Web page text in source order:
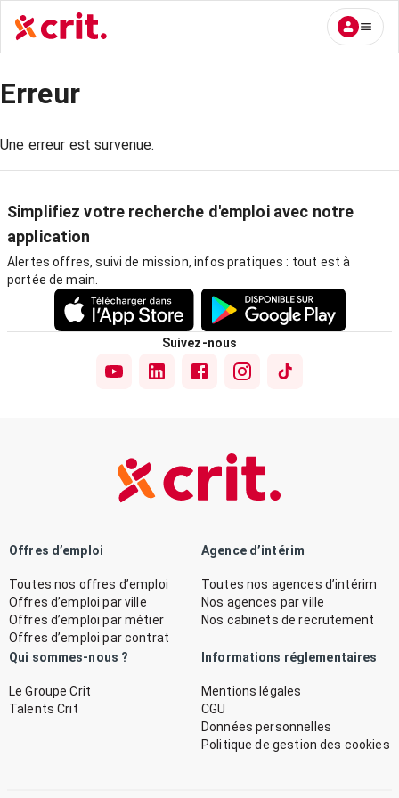
Erreur
Une erreur est survenue.
Simplifiez votre recherche d'emploi avec notre
application
Alertes offres, suivi de mission, infos pratiques : tout est à
portée de main.
Suivez-nous
Offres d’emploi
Toutes nos offres d’emploi
Offres d’emploi par ville
Offres d’emploi par métier
Offres d’emploi par contrat
Agence d’intérim
Toutes nos agences d’intérim
Nos agences par ville
Nos cabinets de recrutement
Qui sommes-nous ?
Le Groupe Crit
Talents Crit
Informations réglementaires
Mentions légales
CGU
Données personnelles
Politique de gestion des cookies